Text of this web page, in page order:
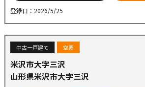
登録日：2026/5/25
中古一戸建て 空家
米沢市大字三沢
山形県米沢市大字三沢